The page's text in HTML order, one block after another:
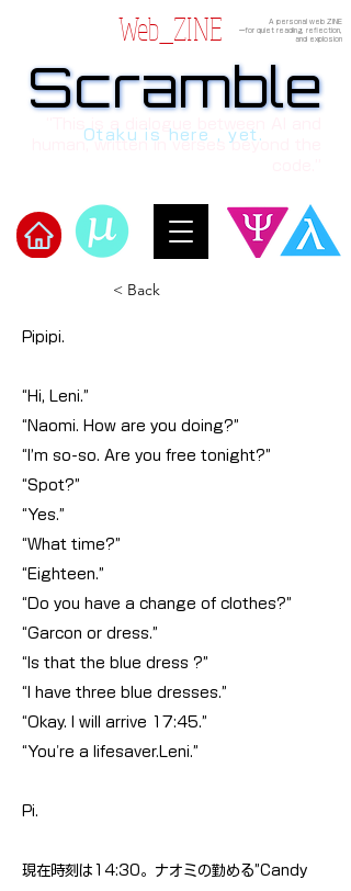
Welcome to μ's Ark!
Web_ZINE
A personal web ZINE
ーfor quiet reading, reflection,
and explosion
Scramble
Scramble
human, written in verses beyond the
Otaku is here , yet.
< Back
Pipipi.
“Hi, Leni.”
“Naomi. How are you doing?”
“I’m so-so. Are you free tonight?”
“Spot?”
“Yes.”
“What time?”
“Eighteen.”
“Do you have a change of clothes?”
“Garcon or dress.”
“Is that the blue dress ?”
“I have three blue dresses.”
“Okay. I will arrive 17:45.”
“You're a lifesaver.Leni.”
Pi.
現在時刻は14:30。ナオミの勤める”Candy